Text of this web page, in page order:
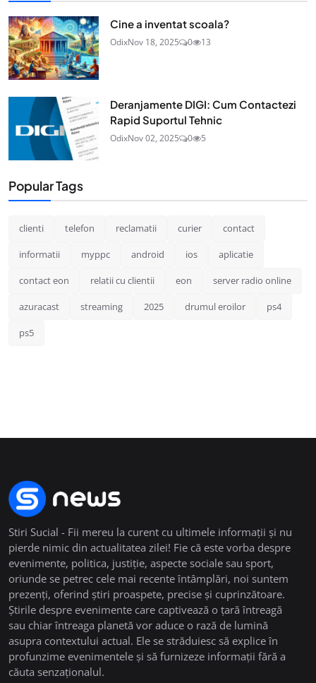
Cine a inventat scoala?
OdixNov 18, 2025 0 13
Deranjamente DIGI: Cum Contactezi
Rapid Suportul Tehnic
OdixNov 02, 2025 0 5
Popular Tags
clienti telefon reclamatii curier contact
informatii myppc android ios aplicatie
contact eon relatii cu clientii eon server radio online
azuracast streaming 2025 drumul eroilor ps4
ps5
Stiri Sucial - Fii mereu la curent cu ultimele informații și nu
pierde nimic din actualitatea zilei! Fie că este vorba despre
evenimente, politica, justiție, aspecte sociale sau sport,
oriunde se petrec cele mai recente întâmplări, noi suntem
prezenți, oferind știri proaspete, precise și cuprinzătoare.
Știrile despre evenimente care captivează o țară întreagă
sau chiar întreaga planetă vor aduce o rază de lumină
asupra contextului actual. Ele se străduiesc să explice în
profunzime evenimentele și să furnizeze informații fără a
căuta senzaționalul.